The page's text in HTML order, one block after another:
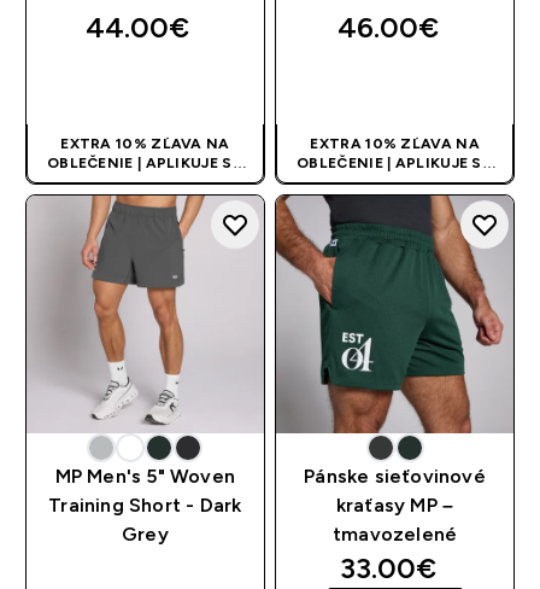
44.00€‎
EXTRA 10% ZĽAVA NA
OBLEČENIE | APLIKUJE SA
AUTOMATICKY PRI KÚPE 3
KS
46.00€‎
EXTRA 10% ZĽAVA NA
OBLEČENIE | APLIKUJE SA
AUTOMATICKY PRI KÚPE 3
MP Men's 5" Woven
Training Short - Dark
Grey
Pánske sieťovinové
kraťasy MP –
tmavozelené
discounted
33.00€‎